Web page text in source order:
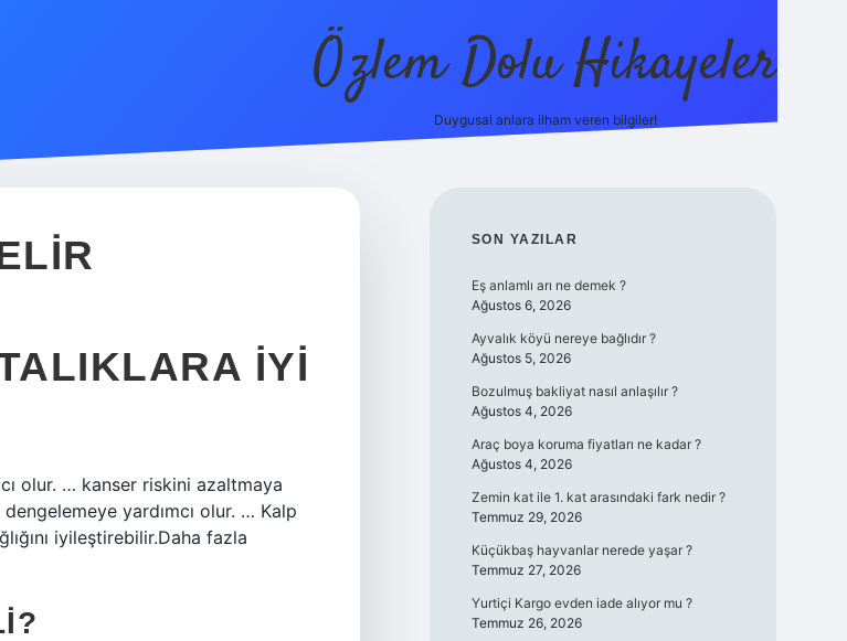
Özlem Dolu Hikayeler
Duygusal anlara ilham veren bilgiler!
IYI
olur. … kanser riskini azaltmaya
yardımcı olur. … Kalp
iyileştirebilir.Daha fazla
SIDEBAR
SON YAZILAR
Eş anlamlı arı ne demek ?
Ağustos 6, 2026
Ayvalık köyü nereye bağlıdır ?
Ağustos 5, 2026
Bozulmuş bakliyat nasıl anlaşılır ?
Ağustos 4, 2026
Araç boya koruma fiyatları ne kadar ?
Ağustos 4, 2026
Zemin kat ile 1. kat arasındaki fark nedir ?
Temmuz 29, 2026
Küçükbaş hayvanlar nerede yaşar ?
Temmuz 27, 2026
Yurtiçi Kargo evden iade alıyor mu ?
Temmuz 26, 2026